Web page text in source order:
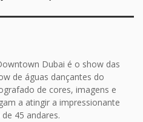
Dubai é o show das
de águas dançantes do
de cores, imagens e
a atingir a impressionante
45 andares.